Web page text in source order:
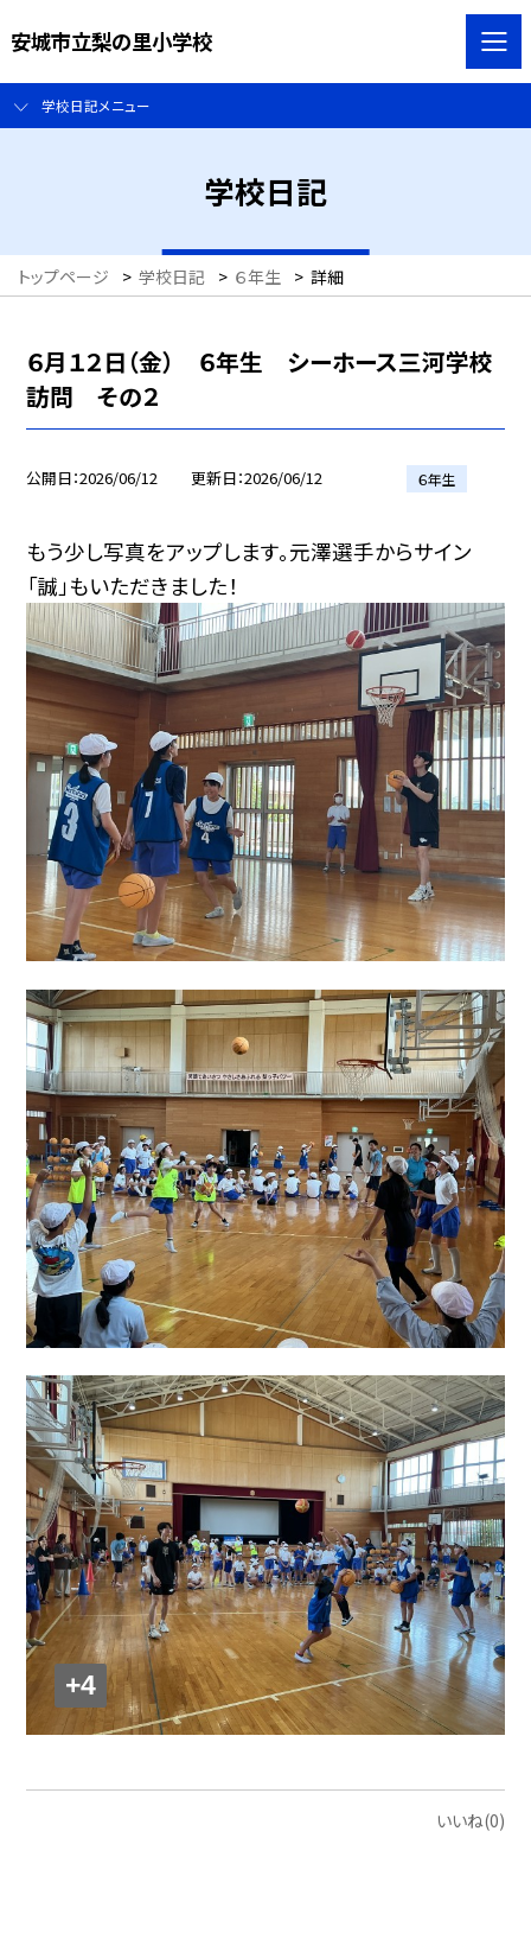
安城市立梨の里小学校
学校日記メニュー
学校日記
トップページ > 学校日記 > ６年生 > 詳細
６月１２日（金） ６年生 シーホース三河学校
訪問 その２
公開日 2026/06/12 更新日 2026/06/12 ６年生
もう少し写真をアップします。元澤選手からサイン
「誠」もいただきました！
+4
いいね(0)